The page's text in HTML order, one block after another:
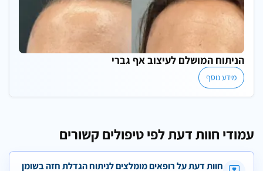
הניתוח המושלם לעיצוב אף גברי
מידע נוסף
עמודי חוות דעת לפי טיפולים קשורים
חוות דעת על רופאים מומלצים לניתוח הגדלת חזה בשומן